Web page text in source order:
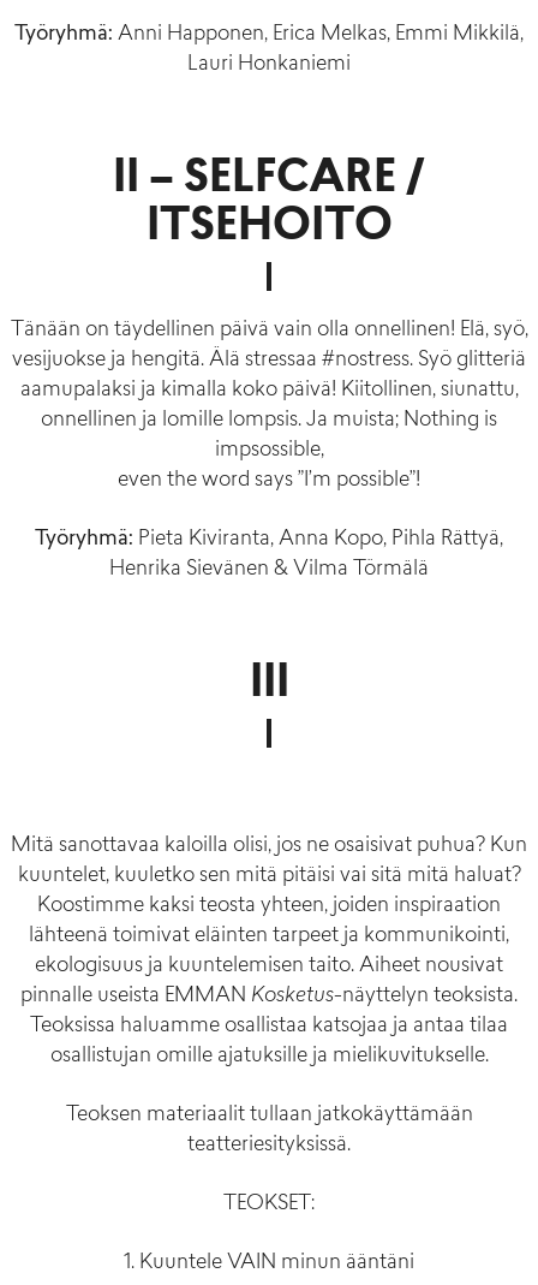
Työryhmä: Anni Happonen, Erica Melkas, Emmi Mikkilä,
Lauri Honkaniemi
II – SELFCARE /
ITSEHOITO
Tänään on täydellinen päivä vain olla onnellinen! Elä, syö,
vesijuokse ja hengitä. Älä stressaa #nostress. Syö glitteriä
aamupalaksi ja kimalla koko päivä! Kiitollinen, siunattu,
onnellinen ja lomille lompsis. Ja muista; Nothing is
impsossible,
even the word says ”I’m possible”!
Työryhmä: Pieta Kiviranta, Anna Kopo, Pihla Rättyä,
Henrika Sievänen & Vilma Törmälä
III
Mitä sanottavaa kaloilla olisi, jos ne osaisivat puhua? Kun
kuuntelet, kuuletko sen mitä pitäisi vai sitä mitä haluat?
Koostimme kaksi teosta yhteen, joiden inspiraation
lähteenä toimivat eläinten tarpeet ja kommunikointi,
ekologisuus ja kuuntelemisen taito. Aiheet nousivat
pinnalle useista EMMAN Kosketus-näyttelyn teoksista.
Teoksissa haluamme osallistaa katsojaa ja antaa tilaa
osallistujan omille ajatuksille ja mielikuvitukselle.
Teoksen materiaalit tullaan jatkokäyttämään
teatteriesityksissä.
TEOKSET:
1. Kuuntele VAIN minun ääntäni